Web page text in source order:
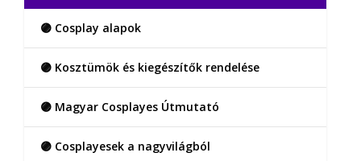
🟣 Cosplay alapok
🟣 Kosztümök és kiegészítők rendelése
🟣 Magyar Cosplayes Útmutató
🟣 Cosplayesek a nagyvilágból